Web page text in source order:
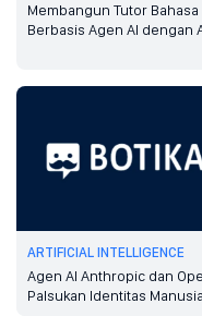
Membangun Tutor Bahasa
Berbasis Agen AI dengan
ARTIFICIAL INTELLIGENCE
Agen AI Anthropic dan
Palsukan Identitas Manusia